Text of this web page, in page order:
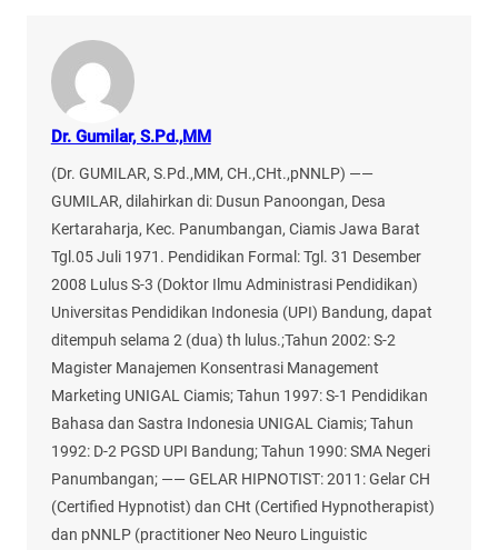
Dr. Gumilar, S.Pd.,MM
(Dr. GUMILAR, S.Pd.,MM, CH.,CHt.,pNNLP) ——
GUMILAR, dilahirkan di: Dusun Panoongan, Desa
Kertaraharja, Kec. Panumbangan, Ciamis Jawa Barat
Tgl.05 Juli 1971. Pendidikan Formal: Tgl. 31 Desember
2008 Lulus S-3 (Doktor Ilmu Administrasi Pendidikan)
Universitas Pendidikan Indonesia (UPI) Bandung, dapat
ditempuh selama 2 (dua) th lulus.;Tahun 2002: S-2
Magister Manajemen Konsentrasi Management
Marketing UNIGAL Ciamis; Tahun 1997: S-1 Pendidikan
Bahasa dan Sastra Indonesia UNIGAL Ciamis; Tahun
1992: D-2 PGSD UPI Bandung; Tahun 1990: SMA Negeri
Panumbangan; —— GELAR HIPNOTIST: 2011: Gelar CH
(Certified Hypnotist) dan CHt (Certified Hypnotherapist)
dan pNNLP (practitioner Neo Neuro Linguistic